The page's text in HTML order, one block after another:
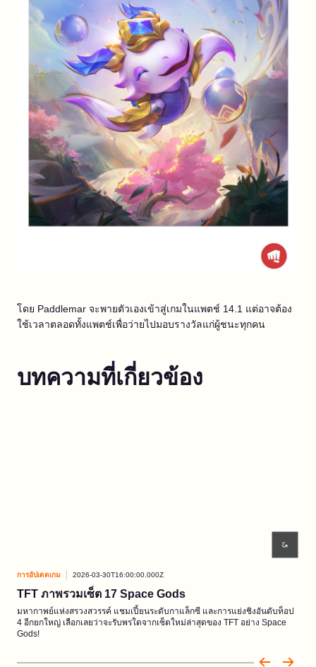
โดย Paddlemar จะพายตัวเองเข้าสู่เกมในแพตช์ 14.1 แต่อาจต้อง
ใช้เวลาตลอดทั้งแพตช์เพื่อว่ายไปมอบรางวัลแก่ผู้ชนะทุกคน
บทความที่เกี่ยวข้อง
การอัปเดตเกม 2026-03-30T16:00:00.000Z
TFT ภาพรวมเซ็ต 17 Space Gods
มหากาพย์แห่งสรวงสวรรค์ แชมเปี้ยนระดับกาแล็กซี และการแย่งชิงอันดับท็อป
4 อีกยกใหญ่ เลือกเลยว่าจะรับพรใดจากเซ็ตใหม่ล่าสุดของ TFT อย่าง Space
Gods!